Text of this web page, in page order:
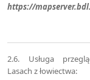
https://
2.6. Usługa
Lasach z łowiectwa: